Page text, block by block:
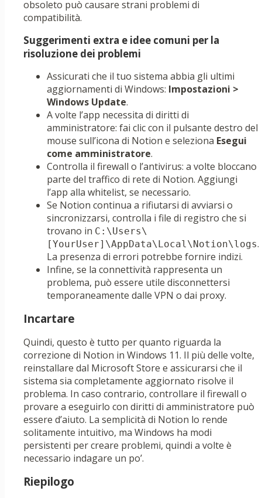
obsoleto può causare strani problemi di
compatibilità.
Suggerimenti extra e idee comuni per la
risoluzione dei problemi
Assicurati che il tuo sistema abbia gli ultimi
aggiornamenti di Windows: Impostazioni >
Windows Update.
A volte l’app necessita di diritti di
amministratore: fai clic con il pulsante destro del
mouse sull’icona di Notion e seleziona Esegui
come amministratore.
Controlla il firewall o l’antivirus: a volte bloccano
parte del traffico di rete di Notion. Aggiungi
l’app alla whitelist, se necessario.
Se Notion continua a rifiutarsi di avviarsi o
sincronizzarsi, controlla i file di registro che si
trovano in C:\Users\
[YourUser]\AppData\Local\Notion\logs.
La presenza di errori potrebbe fornire indizi.
Infine, se la connettività rappresenta un
problema, può essere utile disconnettersi
temporaneamente dalle VPN o dai proxy.
Incartare
Quindi, questo è tutto per quanto riguarda la
correzione di Notion in Windows 11. Il più delle volte,
reinstallare dal Microsoft Store e assicurarsi che il
sistema sia completamente aggiornato risolve il
problema. In caso contrario, controllare il firewall o
provare a eseguirlo con diritti di amministratore può
essere d’aiuto. La semplicità di Notion lo rende
solitamente intuitivo, ma Windows ha modi
persistenti per creare problemi, quindi a volte è
necessario indagare un po’.
Riepilogo